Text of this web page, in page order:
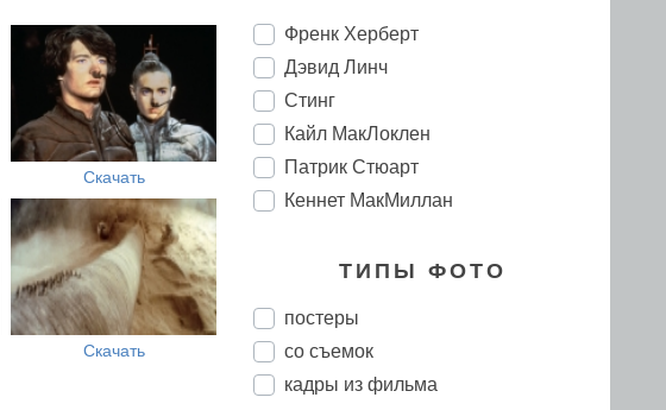
Скачать
Скачать
Френк Херберт
Дэвид Линч
Стинг
Кайл МакЛоклен
Патрик Стюарт
Кеннет МакМиллан
ТИПЫ ФОТО
постеры
со съемок
кадры из фильма